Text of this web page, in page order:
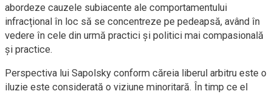
abordeze cauzele subiacente ale comportamentului
infracțional în loc să se concentreze pe pedeapsă, având în
vedere în cele din urmă practici și politici mai compasională
și practice.
Perspectiva lui Sapolsky conform căreia liberul arbitru este o
iluzie este considerată o viziune minoritară. În timp ce el